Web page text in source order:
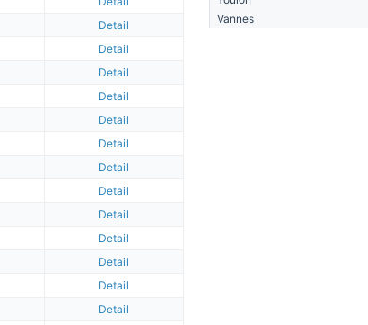
Detail
Detail
Detail
Detail
Detail
Detail
Detail
Detail
Detail
Detail
Detail
Detail
Detail
Vannes